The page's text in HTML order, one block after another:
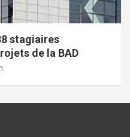
stagiaires
de la BAD